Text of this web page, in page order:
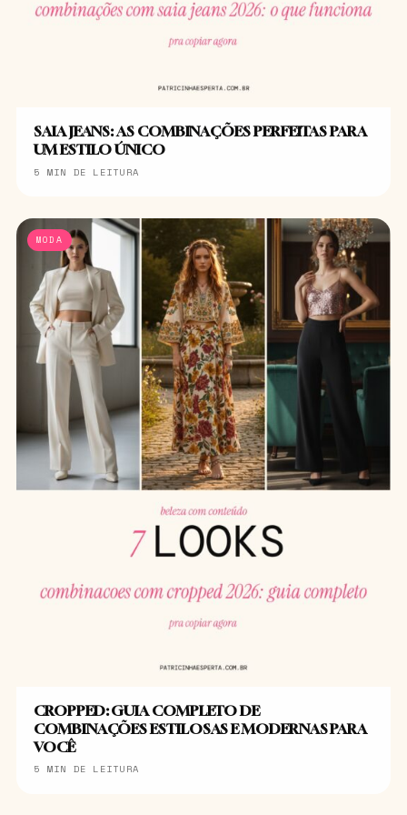
SAIA JEANS: AS COMBINAÇÕES PERFEITAS PARA
UM ESTILO ÚNICO
5 MIN DE LEITURA
MODA
CROPPED: GUIA COMPLETO DE
COMBINAÇÕES ESTILOSAS E MODERNAS PARA
VOCÊ
5 MIN DE LEITURA